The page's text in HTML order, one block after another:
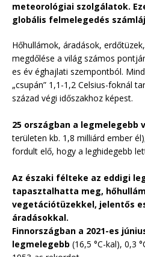
meteorológiai szolgálatok.
globális felmelegedés
Hőhullámok, áradások,
megdőlése a világ számos
es év éghajlati szempontból.
„csupán” 1,1-1,2 Celsius-foknál
század végi időszakhoz képest.
25 országban a legmelegebb
területen kb. 1,8 milliárd ember
fordult elő, hogy a leghidegebb
Az északi félteke az eddigi
tapasztalhatta meg,
vegetációtüzekkel, jelentős
áradásokkal.
Finnországban a 2021-es
legmelegebb (16,5 °C-kal), 0,3